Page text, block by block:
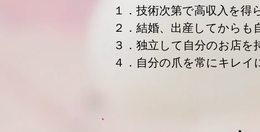
１．技術次第で高収入を得
２．結婚、出産してからも
３．独立して自分のお店を
４．自分の爪を常にキレ